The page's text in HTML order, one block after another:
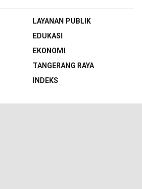
LAYANAN PUBLIK
EDUKASI
EKONOMI
TANGERANG RAYA
INDEKS